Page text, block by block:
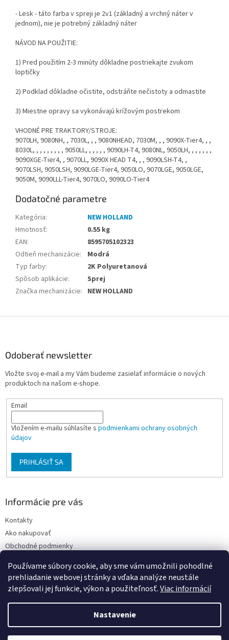
Používame súbory cookie, aby sme vám umožnili pohodlné
prehliadanie webovej stránky a vďaka analýze neustále
zlepšovali jej funkcie, výkon a použiteľnosť.Viac informácií
Nastavenie
- Lesk - táto farba v spreji je 2v1 (základný a vrchný náter v
jednom), nie je potrebný základný náter
NÁVOD NA POUŽITIE:
1) Pred použitím 2-3 minúty dôkladne postriekajte zvukom
loptičky
2) Podklad dôkladne očistite, odstráňte nečistoty a odmastite
3) Miestne opravy sa vykonávajú krížovým postrekom
VHODNÉ PRE TRAKTORY/STROJE:
9070LH, 9080NH, , 7030L, , , 9080NHEAD, 7030M, , , 9090X-Tier4, , ,
8030L, , , , , , , , , 9050LL, , , , , , 9090LH-T4, 9080NL, 9050LH, , , , , , ,
9090XGE-Tier4, , 9070LL, 9090X HEAD T4, , , 9090LSH-T4, ,
9070LSH, 9050LSH, 9090LGE-Tier4, 9050LO, 9070LGE, 9050LGE,
9050M, 9090LLL-Tier4, 9070LO, 9090LO-Tier4
Dodatočné parametre
Kategória:
NEW HOLLAND
Hmotnosť:
0.55 kg
EAN:
8595705102323
Odtieň mechanizácie:
Modrá
Typ farby:
2K Polyuretanová
Spôsob aplikácie:
Sprej
Značka mechanizácie: NEW HOLLAND
Odoberať newsletter
Vložte svoj e-mail a my Vám budeme zasielať informácie o nových
produktoch na našom e-shope.
Email
Vložením e-mailu súhlasíte s podmienkami ochrany osobných
údajov
PRIHLÁSIŤ SA
Informácie pre vás
Kontakty
Ako nakupovať
Obchodné podmienky
Moja objednávka
Vytvoril Shoptet